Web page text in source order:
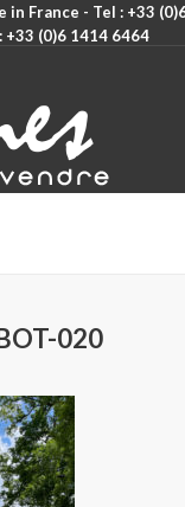
in France - Tel : +33
+33 (0)6 1414 6464
020